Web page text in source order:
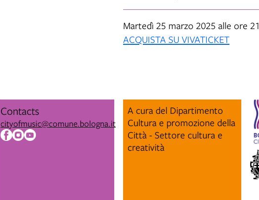
Martedì 25 marzo 2025 alle ore 21
ACQUISTA SU VIVATICKET
Contacts
cityofmusic@comune.bologna.it
A cura del Dipartimento
Cultura e promozione della
Città - Settore cultura e
creatività